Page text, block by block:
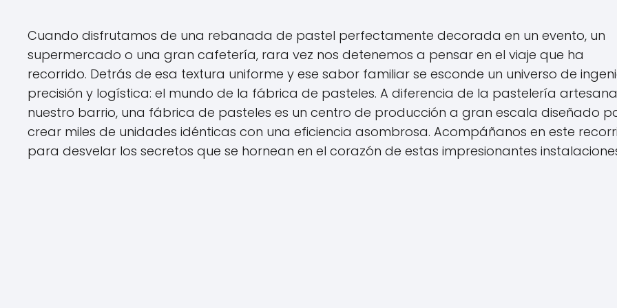
Cuando disfrutamos de una rebanada de pastel perfectamente decorada en un evento, un
supermercado o una gran cafetería, rara vez nos detenemos a pensar en el viaje que ha
recorrido. Detrás de esa textura uniforme y ese sabor familiar se esconde un universo de
precisión y logística: el mundo de la fábrica de pasteles. A diferencia de la pastelería
nuestro barrio, una fábrica de pasteles es un centro de producción a gran escala diseñado
crear miles de unidades idénticas con una eficiencia asombrosa. Acompáñanos en este
para desvelar los secretos que se hornean en el corazón de estas impresionantes